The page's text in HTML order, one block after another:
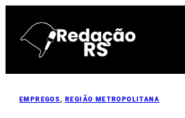
para
EMPREGOS, REGIÃO METROPOLITANA